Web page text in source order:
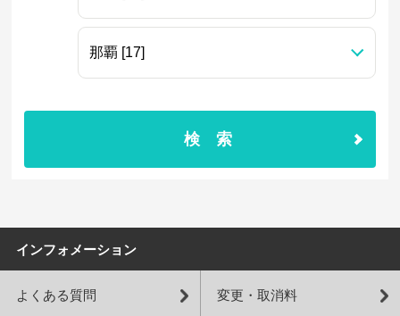
検索
インフォメーション
よくある質問 変更・取消料